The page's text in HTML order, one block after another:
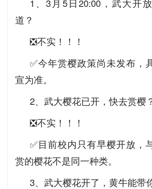
1、3月5日20:00，武大开
道？
❎不实！！！
✅今年赏樱政策尚未发布，
宣为准。
2、武大樱花已开，快去赏樱
❎不实！！！
✅目前校内只有早樱开放，
赏的樱花不是同一种类。
3、武大樱花开了，黄牛能带